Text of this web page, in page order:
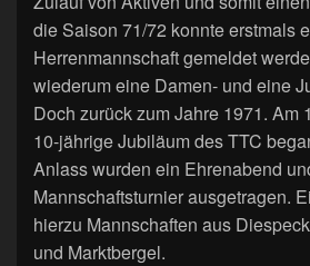
die Saison 71/72 konnte erstmals
Herrenmannschaft gemeldet
wiederum eine Damen- und eine
Doch zurück zum Jahre 1971. Am
10-jährige Jubiläum des TTC
Anlass wurden ein Ehrenabend
Mannschaftsturnier ausgetragen.
hierzu Mannschaften aus
und Marktbergel.